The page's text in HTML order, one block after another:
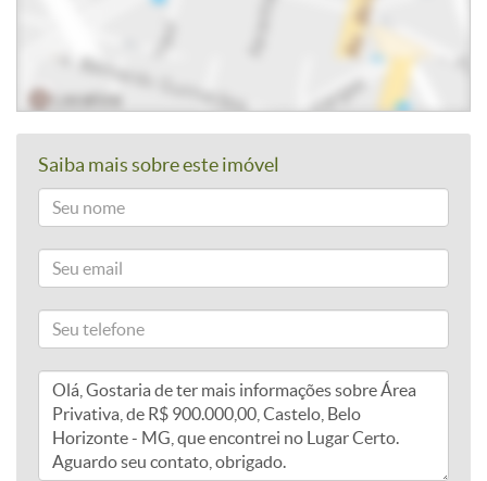
Saiba mais sobre este imóvel